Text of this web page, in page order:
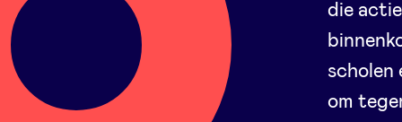
die
scholen
om